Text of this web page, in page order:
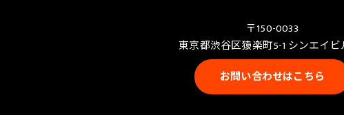
〒150-0033
東京都渋谷区猿楽町5-1 シンエイビ
お問い合わせはこちら